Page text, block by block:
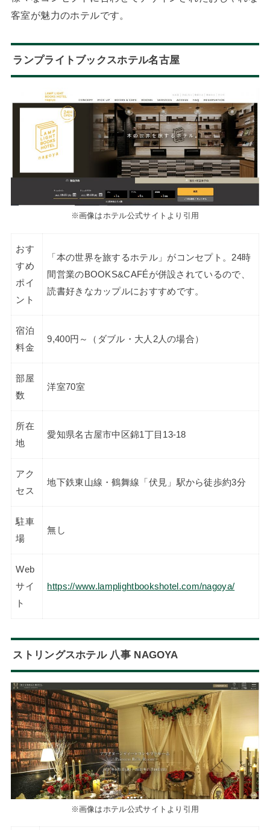
客室が魅力のホテルです。
ランプライトブックスホテル名古屋
※画像はホテル公式サイトより引用
おす
すめ
ポイ
ント
「本の世界を旅するホテル」がコンセプト。24時
間営業のBOOKS&CAFÉが併設されているので、
読書好きなカップルにおすすめです。
宿泊
料金
9,400円～（ダブル・大人2人の場合）
部屋
数
洋室70室
所在
地
愛知県名古屋市中区錦1丁目13-18
アク
セス
地下鉄東山線・鶴舞線「伏見」駅から徒歩約3分
駐車
場
無し
Web
サイ
ト
https://www.lamplightbookshotel.com/nagoya/
ストリングスホテル 八事 NAGOYA
※画像はホテル公式サイトより引用